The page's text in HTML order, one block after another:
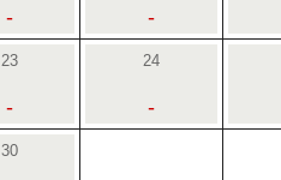
- -
23
-
24
-
30